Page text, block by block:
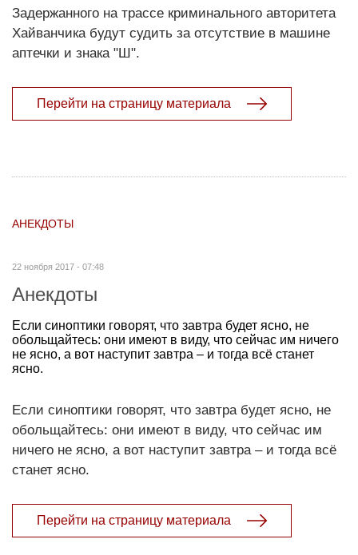
Задержанного на трассе криминального авторитета
Хайванчика будут судить за отсутствие в машине
аптечки и знака "Ш".
Перейти на страницу материала
АНЕКДОТЫ
22 ноября 2017 - 07:48
Анекдоты
Если синоптики говорят, что завтра будет ясно, не
обольщайтесь: они имеют в виду, что сейчас им ничего
не ясно, а вот наступит завтра – и тогда всё станет
ясно.
Если синоптики говорят, что завтра будет ясно, не
обольщайтесь: они имеют в виду, что сейчас им
ничего не ясно, а вот наступит завтра – и тогда всё
станет ясно.
Перейти на страницу материала